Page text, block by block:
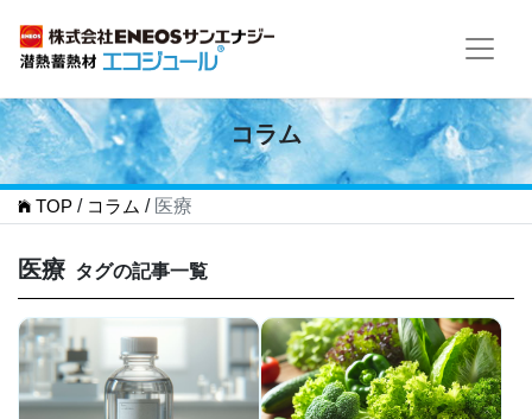
コラム
TOP / コラム / 医療
医療 タグの記事一覧